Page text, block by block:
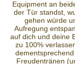
Equipment an
der Tür standst,
gehen würde
Aufregung
auf dich und deine
zu 100%
Freudentränen